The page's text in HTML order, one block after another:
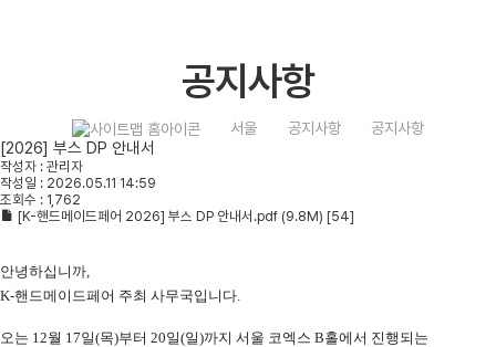
공지사항
서울 공지사항 공지사항
[2026] 부스 DP 안내서
작성자 : 관리자
작성일 : 2026.05.11 14:59
조회수 : 1,762
[K-핸드메이드페어 2026] 부스 DP 안내서.pdf (9.8M) [54]
안녕하십니까,
K-핸드메이드페어 주최 사무국입니다.
오는 12월 17일(목)부터 20일(일)까지 서울 코엑스 B홀에서 진행되는